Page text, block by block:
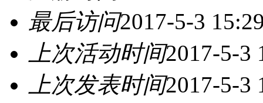
最后访问2017-5-3
上次活动时间2017-5-3
上次发表时间2017-5-3